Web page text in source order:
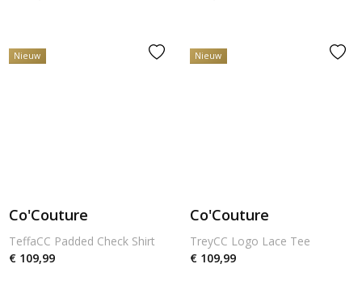
Nieuw
Co'Couture
TeffaCC Padded Check Shirt
€ 109,99
Nieuw
Co'Couture
TreyCC Logo Lace Tee
€ 109,99